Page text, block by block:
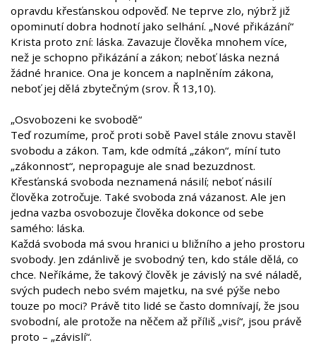
opravdu křesťanskou odpověď. Ne teprve zlo, nýbrž již
opominutí dobra hodnotí jako selhání. „Nové přikázání“
Krista proto zní: láska. Zavazuje člověka mnohem více,
než je schopno přikázání a zákon; neboť láska nezná
žádné hranice. Ona je koncem a naplněním zákona,
neboť jej dělá zbytečným (srov. Ř 13,10).
„Osvobozeni ke svobodě“
Teď rozumíme, proč proti sobě Pavel stále znovu stavěl
svobodu a zákon. Tam, kde odmítá „zákon“, míní tuto
„zákonnost“, nepropaguje ale snad bezuzdnost.
Křesťanská svoboda neznamená násilí; neboť násilí
člověka zotročuje. Také svoboda zná vázanost. Ale jen
jedna vazba osvobozuje člověka dokonce od sebe
samého: láska.
Každá svoboda má svou hranici u bližního a jeho prostoru
svobody. Jen zdánlivě je svobodný ten, kdo stále dělá, co
chce. Neříkáme, že takový člověk je závislý na své náladě,
svých pudech nebo svém majetku, na své pýše nebo
touze po moci? Právě tito lidé se často domnívají, že jsou
svobodní, ale protože na něčem až příliš „visí“, jsou právě
proto – „závislí“.